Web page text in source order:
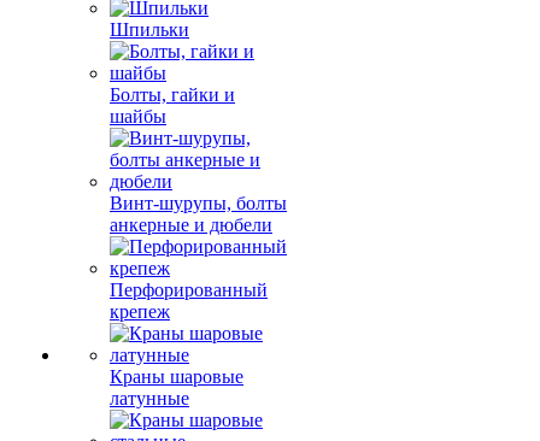
Шпильки
Болты, гайки и
шайбы
Винт-шурупы, болты
анкерные и дюбели
Перфорированный
крепеж
Краны шаровые
латунные